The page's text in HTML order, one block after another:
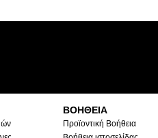
ΒΟΗΘΕΙΑ
Προϊοντική Βοήθεια